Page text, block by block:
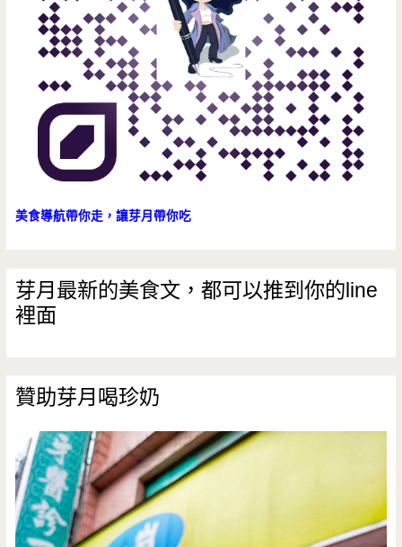
美食導航帶你走，讓芽月帶你吃
芽月最新的美食文，都可以推到你的line
裡面
贊助芽月喝珍奶